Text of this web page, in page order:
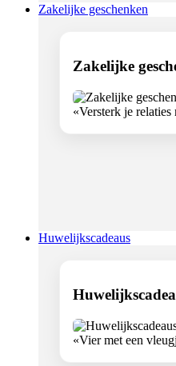
Zakelijke geschenken
Zakelijke
«Versterk je
Huwelijkscadeaus
«Vier met een